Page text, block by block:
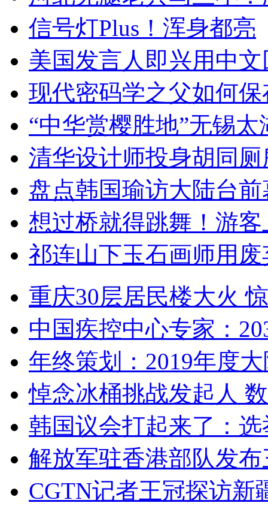
信号灯Plus！浑身都亮
美国发言人即兴用中
现代密码学之父如何
“中华赏樱胜地”无锡
清华设计师投身胡同
盘点韩国瑜访大陆台
想过桥就得跳舞！游客
祁连山下玉石画师用
重庆30层居民楼大火
中国疾控中心专家：
年终策划：2019年度
悼念冰桶挑战发起人
韩国议会打起来了：
解放军驻香港部队发
CGTN记者王冠探访新